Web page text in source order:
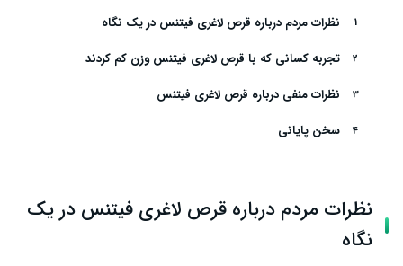
نظرات مردم درباره قرص لاغری فیتنس در یک نگاه
تجربه کسانی که با قرص لاغری فیتنس وزن کم کردند
نظرات منفی درباره قرص لاغری فیتنس
سخن پایانی
نظرات مردم درباره قرص لاغری فیتنس در یک
نگاه